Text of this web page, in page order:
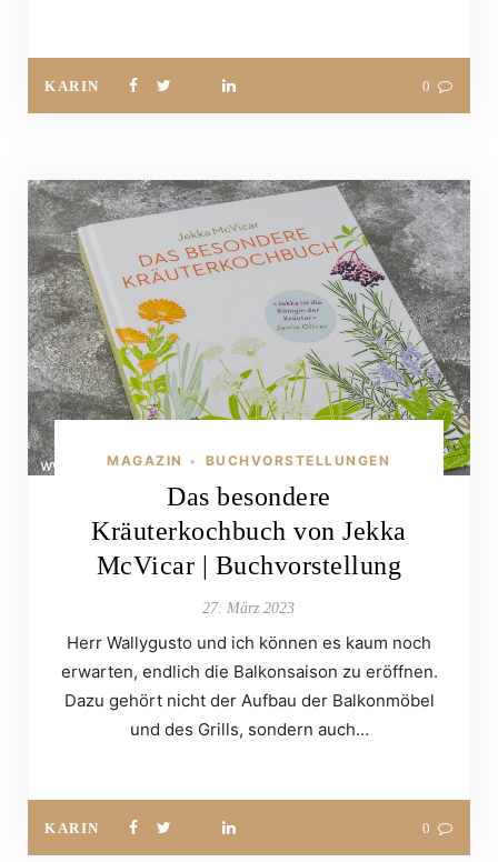
KARIN 0
MAGAZIN • BUCHVORSTELLUNGEN
Das besondere
Kräuterkochbuch von Jekka
McVicar | Buchvorstellung
27. März 2023
Herr Wallygusto und ich können es kaum noch
erwarten, endlich die Balkonsaison zu eröffnen.
Dazu gehört nicht der Aufbau der Balkonmöbel
und des Grills, sondern auch…
KARIN 0